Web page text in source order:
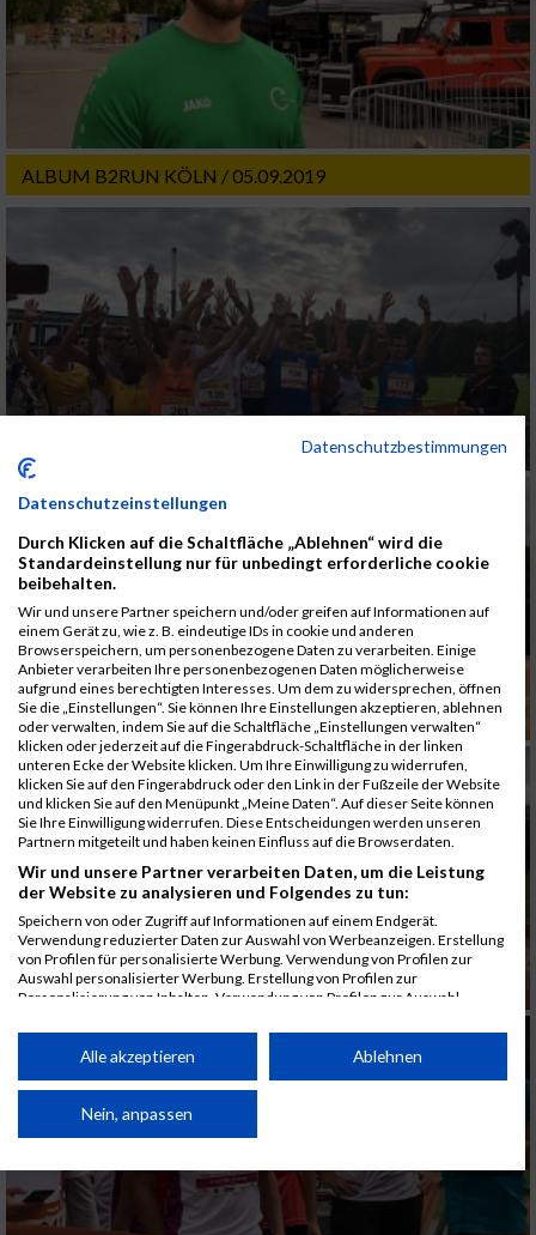
ALBUM B2RUN KÖLN / 05.09.2019
Datenschutzbestimmungen
Datenschutzeinstellungen
Durch Klicken auf die Schaltfläche „Ablehnen“ wird die
Standardeinstellung nur für unbedingt erforderliche cookie
beibehalten.
Wir und unsere Partner speichern und/oder greifen auf Informationen auf
einem Gerät zu, wie z. B. eindeutige IDs in cookie und anderen
Browserspeichern, um personenbezogene Daten zu verarbeiten. Einige
Anbieter verarbeiten Ihre personenbezogenen Daten möglicherweise
aufgrund eines berechtigten Interesses. Um dem zu widersprechen, öffnen
Sie die „Einstellungen“. Sie können Ihre Einstellungen akzeptieren, ablehnen
oder verwalten, indem Sie auf die Schaltfläche „Einstellungen verwalten“
klicken oder jederzeit auf die Fingerabdruck-Schaltfläche in der linken
unteren Ecke der Website klicken. Um Ihre Einwilligung zu widerrufen,
klicken Sie auf den Fingerabdruck oder den Link in der Fußzeile der Website
und klicken Sie auf den Menüpunkt „Meine Daten“. Auf dieser Seite können
Sie Ihre Einwilligung widerrufen. Diese Entscheidungen werden unseren
Partnern mitgeteilt und haben keinen Einfluss auf die Browserdaten.
Wir und unsere Partner verarbeiten Daten, um die Leistung
der Website zu analysieren und Folgendes zu tun:
Speichern von oder Zugriff auf Informationen auf einem Endgerät.
Verwendung reduzierter Daten zur Auswahl von Werbeanzeigen. Erstellung
von Profilen für personalisierte Werbung. Verwendung von Profilen zur
Auswahl personalisierter Werbung. Erstellung von Profilen zur
Personalisierung von Inhalten. Verwendung von Profilen zur Auswahl
Performance von Inhalten. Analyse von Zielgruppen durch Statistiken oder
Kombinationen von Daten aus verschiedenen Quellen. Entwicklung und
von Inhalten.
Daten können außerhalb der Europäischen Union weitergegeben und in die
Website/App.
Partnerliste anzeigen (1 IAB-Anbieter)
Alle akzeptieren Ablehnen
Nein, anpassen